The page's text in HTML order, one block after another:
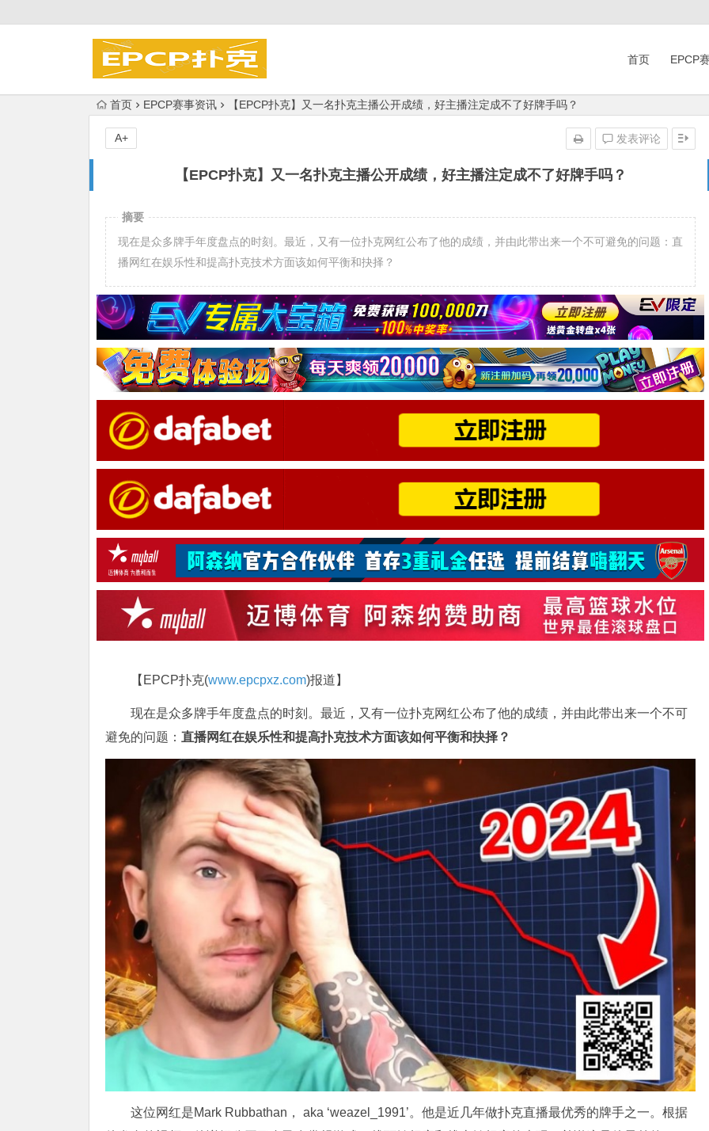
首页 EPCP
首页 EPCP赛事资讯 【EPCP扑克】又一名扑克主播公开成绩，好主播注定成不了好牌手吗？
【EPCP扑克】又一名扑克主播公开成绩，好主播注定成不了好牌手吗？
发表评论
A+
摘要
现在是众多牌手年度盘点的时刻。最近，又有一位扑克网红公布了他的成绩，并由此带出来一个不可避免的问题：直
播网红在娱乐性和提高扑克技术方面该如何平衡和抉择？
【EPCP扑克(www.epcpxz.com)报道】
现在是众多牌手年度盘点的时刻。最近，又有一位扑克网红公布了他的成绩，并由此带出来一个不可
避免的问题： 直播网红在娱乐性和提高扑克技术方面该如何平衡和抉择？
这位网红是Mark Rubbathan， aka ‘weazel_1991’。他是近几年做扑克直播最优秀的牌手之一。根据